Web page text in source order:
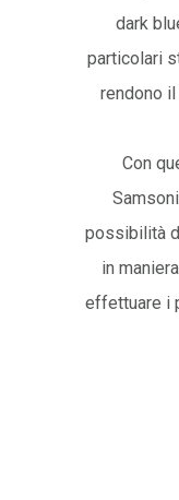
dark
particolari
rendono
Con
possibilità
in
effettuare i